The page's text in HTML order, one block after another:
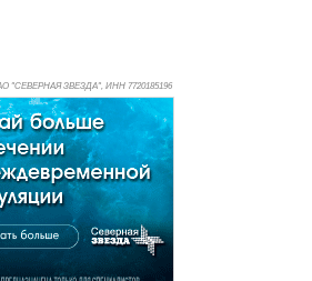
"СЕВЕРНАЯ ЗВЕЗДА", ИНН 7720185196